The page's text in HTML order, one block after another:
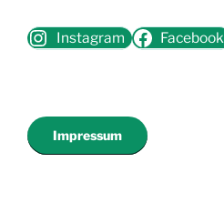
Instagram Facebook
Impressum